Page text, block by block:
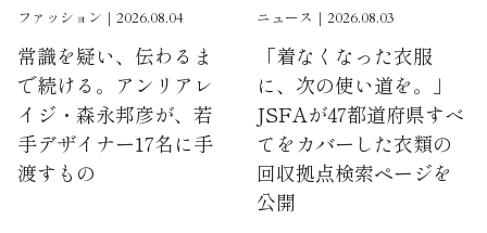
ファッション｜2026.08.04
常識を疑い、伝わるま
で続ける。アンリアレ
イジ・森永邦彦が、若
手デザイナー17名に手
渡すもの
ニュース｜2026.08.03
「着なくなった衣服
に、次の使い道を。」
JSFAが47都道府県すべ
てをカバーした衣類の
回収拠点検索ページを
公開